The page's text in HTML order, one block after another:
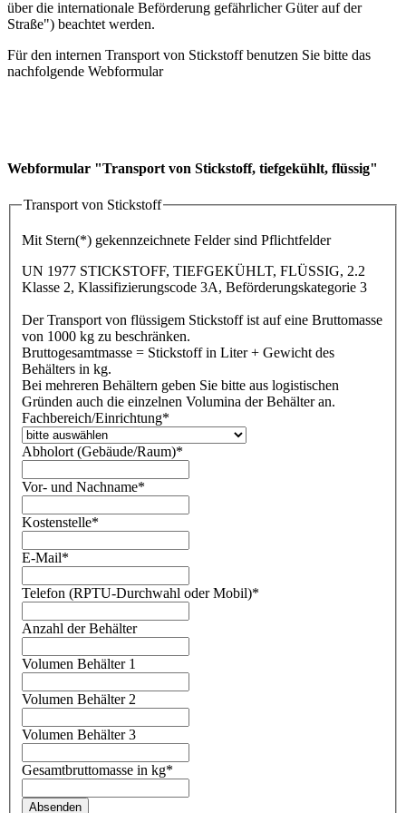
über die internationale Beförderung gefährlicher Güter auf der
Straße") beachtet werden.
Für den internen Transport von Stickstoff benutzen Sie bitte das
nachfolgende Webformular
Webformular "Transport von Stickstoff, tiefgekühlt, flüssig"
Transport von Stickstoff
Mit Stern(*) gekennzeichnete Felder sind Pflichtfelder
UN 1977 STICKSTOFF, TIEFGEKÜHLT, FLÜSSIG, 2.2
Klasse 2, Klassifizierungscode 3A, Beförderungskategorie 3
Der Transport von flüssigem Stickstoff ist auf eine Bruttomasse
von 1000 kg zu beschränken.
Bruttogesamtmasse = Stickstoff in Liter + Gewicht des
Behälters in kg.
Bei mehreren Behältern geben Sie bitte aus logistischen
Gründen auch die einzelnen Volumina der Behälter an.
Fachbereich/Einrichtung*
Abholort (Gebäude/Raum)*
Vor- und Nachname*
Kostenstelle*
E-Mail*
Telefon (RPTU-Durchwahl oder Mobil)*
Anzahl der Behälter
Volumen Behälter 1
Volumen Behälter 2
Volumen Behälter 3
Gesamtbruttomasse in kg*